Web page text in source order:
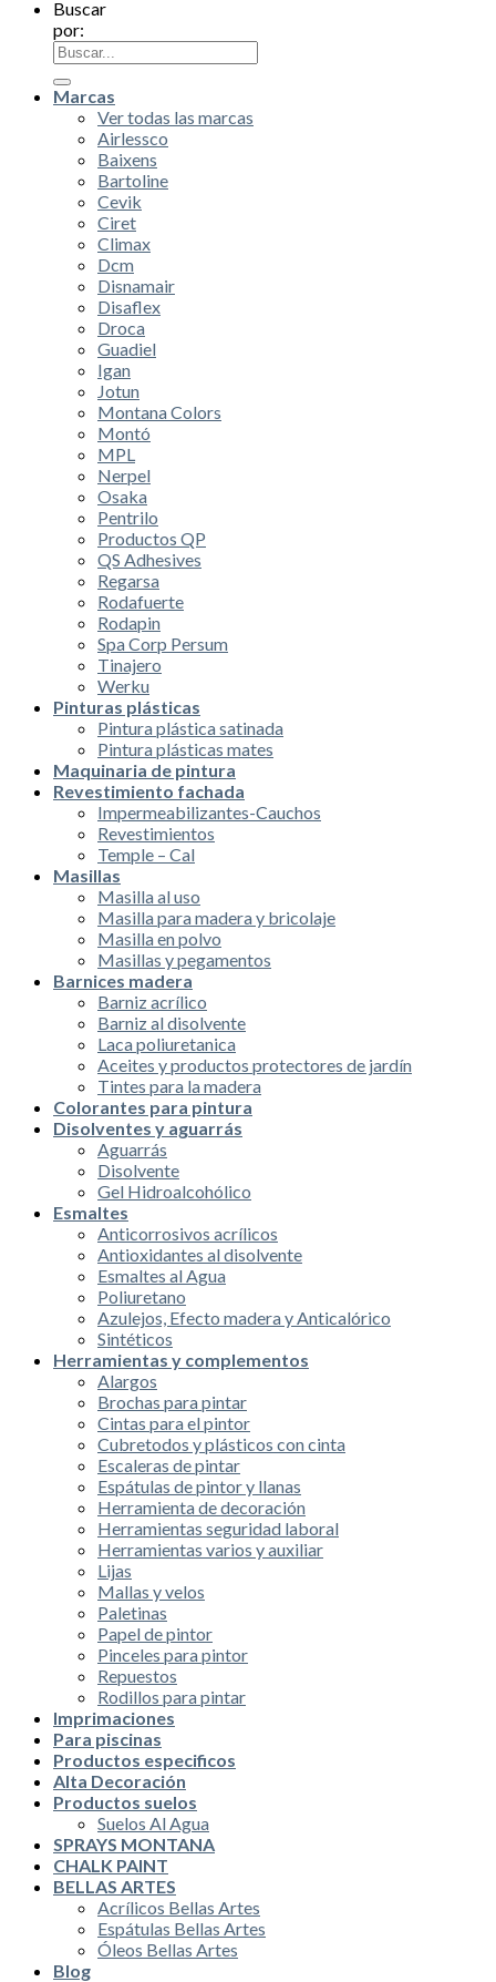
Buscar
por:
Marcas
Ver todas las marcas
Airlessco
Baixens
Bartoline
Cevik
Ciret
Climax
Dcm
Disnamair
Disaflex
Droca
Guadiel
Igan
Jotun
Montana Colors
Montó
MPL
Nerpel
Osaka
Pentrilo
Productos QP
QS Adhesives
Regarsa
Rodafuerte
Rodapin
Spa Corp Persum
Tinajero
Werku
Pinturas plásticas
Pintura plástica satinada
Pintura plásticas mates
Maquinaria de pintura
Revestimiento fachada
Impermeabilizantes-Cauchos
Revestimientos
Temple – Cal
Masillas
Masilla al uso
Masilla para madera y bricolaje
Masilla en polvo
Masillas y pegamentos
Barnices madera
Barniz acrílico
Barniz al disolvente
Laca poliuretanica
Aceites y productos protectores de jardín
Tintes para la madera
Colorantes para pintura
Disolventes y aguarrás
Aguarrás
Disolvente
Gel Hidroalcohólico
Esmaltes
Anticorrosivos acrílicos
Antioxidantes al disolvente
Esmaltes al Agua
Poliuretano
Azulejos, Efecto madera y Anticalórico
Sintéticos
Herramientas y complementos
Alargos
Brochas para pintar
Cintas para el pintor
Cubretodos y plásticos con cinta
Escaleras de pintar
Espátulas de pintor y llanas
Herramienta de decoración
Herramientas seguridad laboral
Herramientas varios y auxiliar
Lijas
Mallas y velos
Paletinas
Papel de pintor
Pinceles para pintor
Repuestos
Rodillos para pintar
Imprimaciones
Para piscinas
Productos especificos
Alta Decoración
Productos suelos
Suelos Al Agua
SPRAYS MONTANA
CHALK PAINT
BELLAS ARTES
Acrílicos Bellas Artes
Espátulas Bellas Artes
Óleos Bellas Artes
Blog